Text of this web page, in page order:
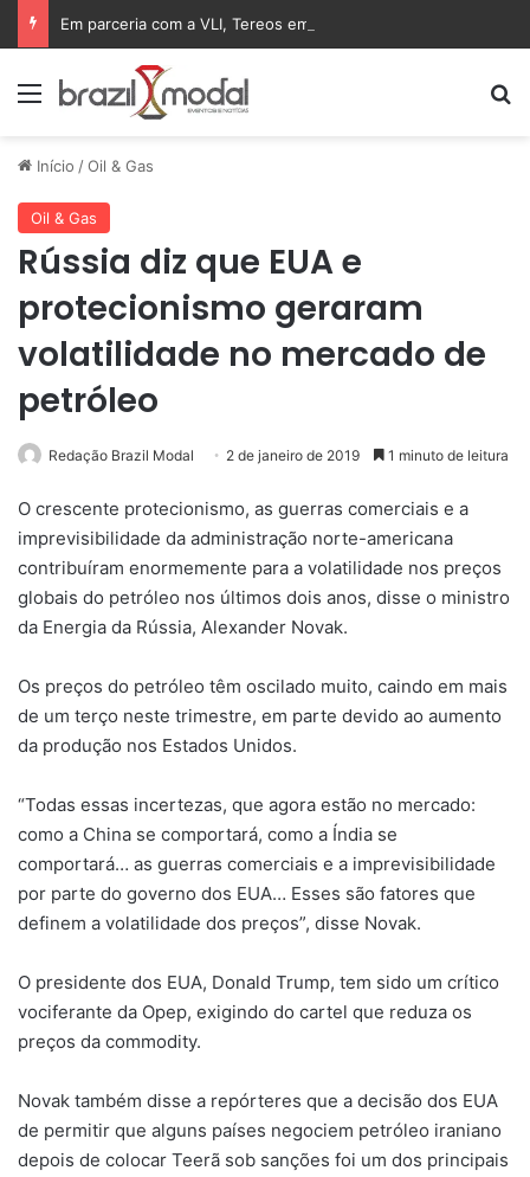
Menu
Início /Oil & Gas
Oil & Gas
Rússia diz que EUA e
protecionismo geraram
volatilidade no mercado de
petróleo
Redação Brazil Modal 2 de janeiro de 2019 1 minuto de leitura
O crescente protecionismo, as guerras comerciais e a
imprevisibilidade da administração norte-americana
contribuíram enormemente para a volatilidade nos preços
globais do petróleo nos últimos dois anos, disse o ministro
da Energia da Rússia, Alexander Novak.
Os preços do petróleo têm oscilado muito, caindo em mais
de um terço neste trimestre, em parte devido ao aumento
da produção nos Estados Unidos.
“Todas essas incertezas, que agora estão no mercado:
como a China se comportará, como a Índia se
comportará… as guerras comerciais e a imprevisibilidade
por parte do governo dos EUA… Esses são fatores que
definem a volatilidade dos preços”, disse Novak.
O presidente dos EUA, Donald Trump, tem sido um crítico
vociferante da Opep, exigindo do cartel que reduza os
preços da commodity.
Novak também disse a repórteres que a decisão dos EUA
de permitir que alguns países negociem petróleo iraniano
depois de colocar Teerã sob sanções foi um dos principais